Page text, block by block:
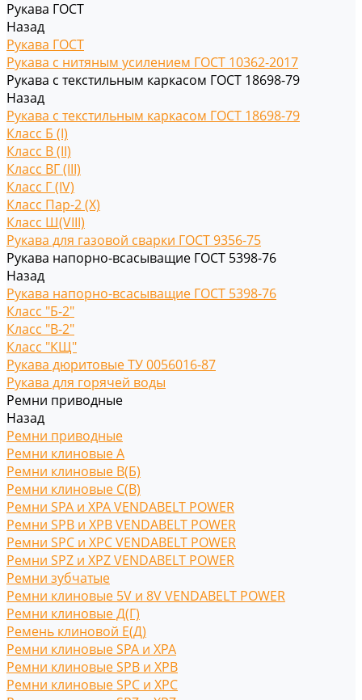
Рукава ГОСТ
Назад
Рукава ГОСТ
Рукава с нитяным усилением ГОСТ 10362-2017
Рукава с текстильным каркасом ГОСТ 18698-79
Назад
Рукава с текстильным каркасом ГОСТ 18698-79
Класс Б (I)
Класс В (II)
Класс ВГ (III)
Класс Г (IV)
Класс Пар-2 (X)
Класс Ш(VIII)
Рукава для газовой сварки ГОСТ 9356-75
Рукава напорно-всасыващие ГОСТ 5398-76
Назад
Рукава напорно-всасыващие ГОСТ 5398-76
Класс "Б-2"
Класс "В-2"
Класс "КЩ"
Рукава дюритовые ТУ 0056016-87
Рукава для горячей воды
Ремни приводные
Назад
Ремни приводные
Ремни клиновые A
Ремни клиновые В(Б)
Ремни клиновые С(B)
Ремни SPA и XPA VENDABELT POWER
Ремни SPB и XPB VENDABELT POWER
Ремни SPC и XPC VENDABELT POWER
Ремни SPZ и XPZ VENDABELT POWER
Ремни зубчатые
Ремни клиновые 5V и 8V VENDABELT POWER
Ремни клиновые Д(Г)
Ремень клиновой Е(Д)
Ремни клиновые SPA и XPA
Ремни клиновые SPB и XPB
Ремни клиновые SPC и XPC